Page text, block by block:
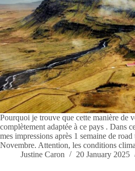
Pourquoi je trouve que cette manière de
complètement adaptée à ce pays . Dans
mes impressions après 1 semaine de
Novembre. Attention, les conditions
Justine Caron
20 January 2025